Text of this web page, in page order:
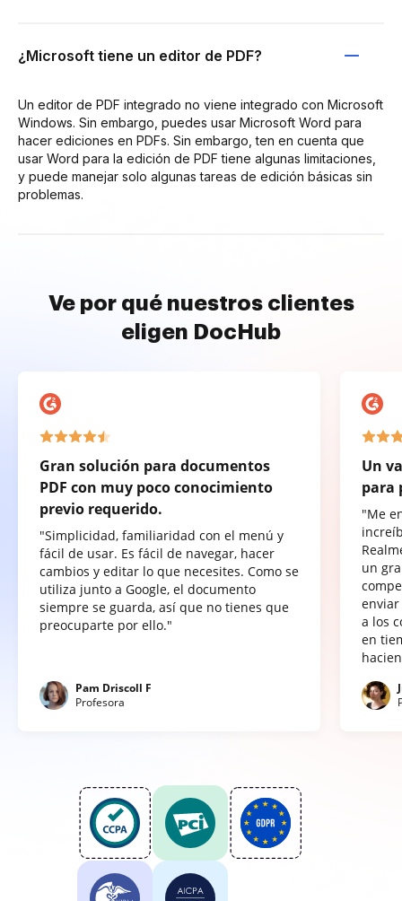
¿Microsoft tiene un editor de PDF?
Un editor de PDF integrado no viene integrado con Microsoft
Windows. Sin embargo, puedes usar Microsoft Word para
hacer ediciones en PDFs. Sin embargo, ten en cuenta que
usar Word para la edición de PDF tiene algunas limitaciones,
y puede manejar solo algunas tareas de edición básicas sin
problemas.
Ve por qué nuestros clientes
eligen DocHub
Gran solución para documentos
PDF con muy poco conocimiento
previo requerido.
"Simplicidad, familiaridad con el menú y
fácil de usar. Es fácil de navegar, hacer
cambios y editar lo que necesites. Como se
utiliza junto a Google, el documento
siempre se guarda, así que no tienes que
preocuparte por ello."
Pam Driscoll F
Profesora
Un
para
"Me
un
a los
en